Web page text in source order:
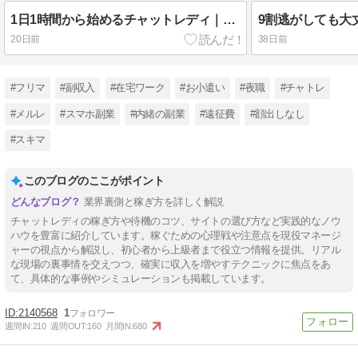
1日1時間から始めるチャットレディ｜スキマ時間の決め打ち両立術
20日前 38日前
#フリマ #副収入 #在宅ワーク #お小遣い #夜職 #チャトレ
#メルレ #スマホ副業 #内緒の副業 #遠征費 #顔出しなし
#スキマ
このブログのここがポイント
業界裏側と稼ぎ方を詳しく解説
チャットレディの稼ぎ方や待機のコツ、サイトの選び方など実践的なノウ
ハウを豊富に紹介しています。稼ぐための心理戦や注意点を現役マネージ
ャーの視点から解説し、初心者から上級者まで役立つ情報を提供。リアル
な現場の裏事情を交えつつ、確実に収入を増やすテクニックに焦点をあ
て、具体的な事例やシミュレーションも掲載しています。
2140568 1
週間IN:210 週間OUT:160 月間IN:680